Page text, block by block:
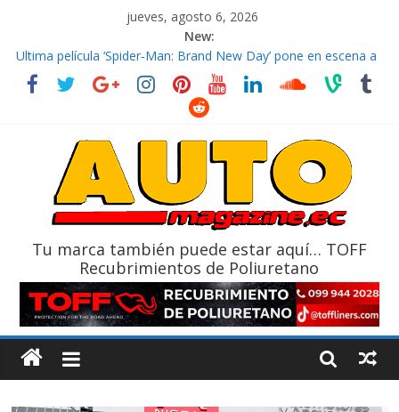
jueves, agosto 6, 2026
New:
El costo de tener un vehículo gana protagonismo a la hora de
decidir
Ultima película ‘Spider‑Man: Brand New Day’ pone en escena a
La Vuelta al Ecuador 2026, edición 47ª, recorre 7 provincias en 8
La FEDAK recibe 12 Sinotruk Bolden para cubrir las rutas de La
Tu marca también puede estar aquí… TOFF
Recubrimientos de Poliuretano